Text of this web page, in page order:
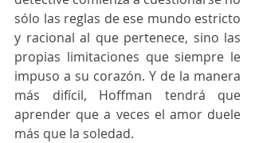
sólo las reglas de ese mundo estricto
y racional al que pertenece, sino las
propias limitaciones que siempre le
impuso a su corazón. Y de la manera
más difícil, Hoffman tendrá que
aprender que a veces el amor duele
más que la soledad.